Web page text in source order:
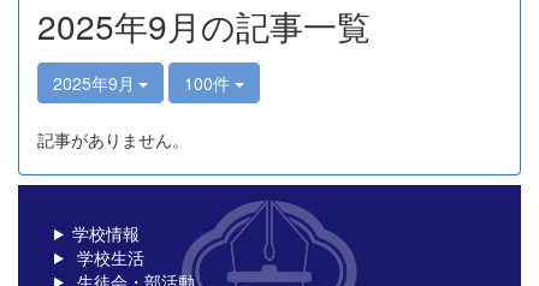
2025年9月の記事一覧
2025年9月 100件
記事がありません。
学校情報
学校生活
生徒会・部活動